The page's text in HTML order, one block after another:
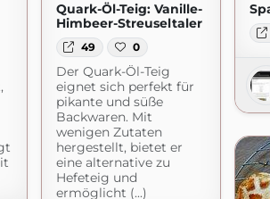
Quark-Öl-Teig: Vanille-
Himbeer-Streuseltaler
49 0
Der Quark-Öl-Teig
eignet sich perfekt für
pikante und süße
Backwaren. Mit
wenigen Zutaten
hergestellt, bietet er
eine alternative zu
Hefeteig und
ermöglicht (...)